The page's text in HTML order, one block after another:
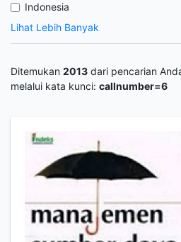
Indonesia
Lihat Lebih Banyak
Ditemukan 2013 dari pencarian
melalui kata kunci: callnumber=6